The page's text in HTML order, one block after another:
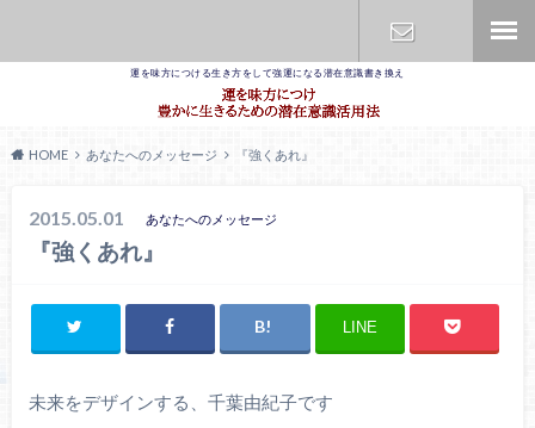
運を味方につける生き方をして強運になる潜在意識書き換え
HOME あなたへのメッセージ 『強くあれ』
2015.05.01 あなたへのメッセージ
『強くあれ』
LINE
未来をデザインする、千葉由紀子です